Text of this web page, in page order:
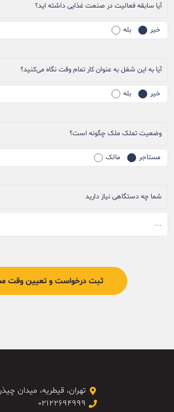
آیا سابقه فعالیت در صنعت غذایی داشته اید؟
خیر بله
آیا به این شغل به عنوان کار تمام وقت نگاه می‌کنید؟
خیر بله
وضعیت تملک ملک چگونه است؟
مستاجر مالک
شما چه دستگاهی نیاز دارید
تهران، قیطریه، میدان چیذر
۰۲۱۲۲۶۹۴۹۹۹